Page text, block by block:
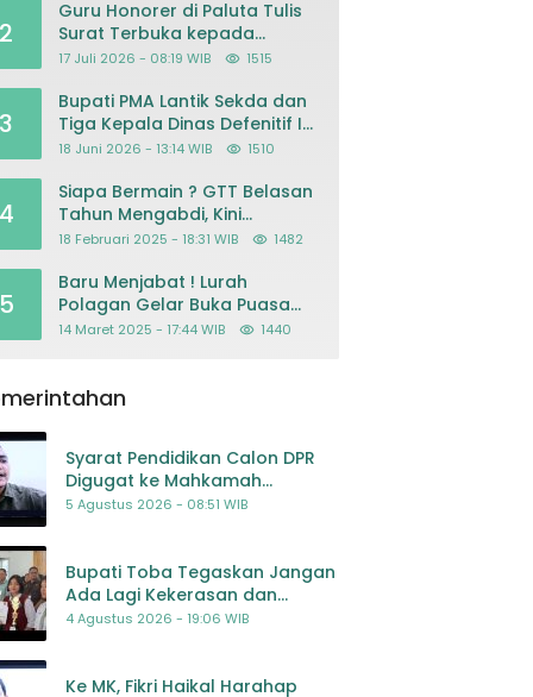
2
Guru Honorer di Paluta Tulis
Surat Terbuka kepada
Presiden Prabowo, Mohon
Kriminalisasi
17 Juli 2026 - 08:19 WIB 1515
3
Bupati PMA Lantik Sekda dan
Tiga Kepala Dinas Defenitif Ini
orangnya
18 Juni 2026 - 13:14 WIB 1510
Siapa Bermain ? GTT Belasan
Tahun Mengabdi, Kini
Dikeluarkan Sepihak Dari
18 Februari 2025 - 18:31 WIB 1482
Baru Menjabat ! Lurah
Polagan Gelar Buka Puasa
Bersama
14 Maret 2025 - 17:44 WIB 1440
Syarat Pendidikan Calon DPR
Digugat ke Mahkamah
Konstitusi
5 Agustus 2026 - 08:51 WIB
Bupati Toba Tegaskan Jangan
Ada Lagi Kekerasan dan
Bullying Terhadap Anak,
4 Agustus 2026 - 19:06 WIB
Ke MK, Fikri Haikal Harahap